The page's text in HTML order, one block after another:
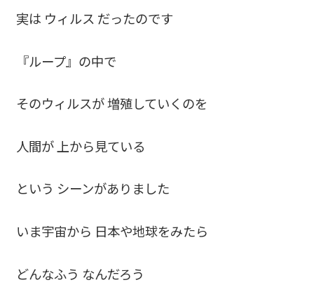
実は ウィルス だったのです
『ループ』の中で
そのウィルスが 増殖していくのを
人間が 上から見ている
という シーンがありました
いま宇宙から 日本や地球をみたら
どんなふう なんだろう